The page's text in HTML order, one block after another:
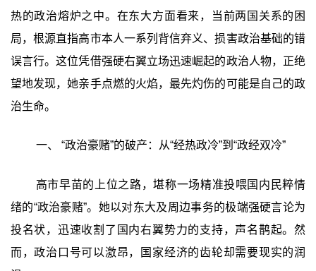
热的政治熔炉之中。在东大方面看来，当前两国关系的困
局，根源直指高市本人一系列背信弃义、损害政治基础的错
误言行。这位凭借强硬右翼立场迅速崛起的政治人物，正绝
望地发现，她亲手点燃的火焰，最先灼伤的可能是自己的政
治生命。
一、 “政治豪赌”的破产：从“经热政冷”到“政经双冷”‍
高市早苗的上位之路，堪称一场精准投喂国内民粹情
绪的“政治豪赌”。她以对东大及周边事务的极端强硬言论为
投名状，迅速收割了国内右翼势力的支持，声名鹊起。然
而，政治口号可以激昂，国家经济的齿轮却需要现实的润